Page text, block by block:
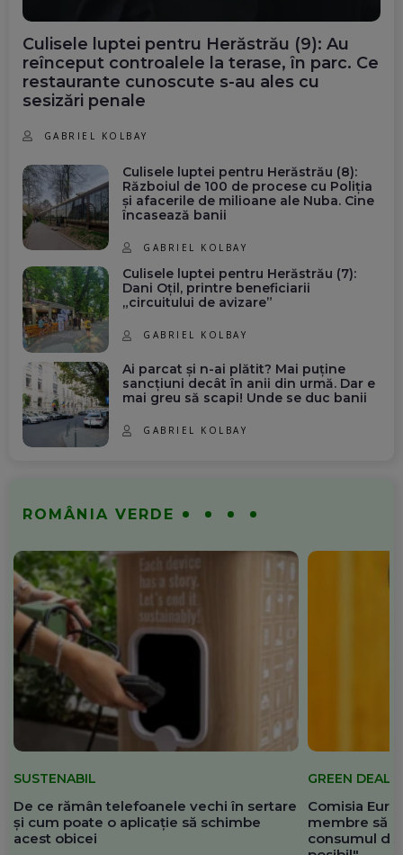
Culisele luptei pentru Herăstrău (9): Au
reînceput controalele la terase, în parc. Ce
restaurante cunoscute s-au ales cu
sesizări penale
GABRIEL KOLBAY
Culisele luptei pentru Herăstrău (8):
Războiul de 100 de procese cu Poliția
și afacerile de milioane ale Nuba. Cine
încasează banii
GABRIEL KOLBAY
Culisele luptei pentru Herăstrău (7):
Dani Oțil, printre beneficiarii
„circuitului de avizare”
GABRIEL KOLBAY
Ai parcat și n-ai plătit? Mai puține
sancțiuni decât în anii din urmă. Dar e
mai greu să scapi! Unde se duc banii
GABRIEL KOLBAY
ROMÂNIA VERDE
SUSTENABIL
De ce rămân telefoanele vechi în sertare
și cum poate o aplicație să schimbe
acest obicei
GREEN DEAL
Comisia
membre să
consumul de